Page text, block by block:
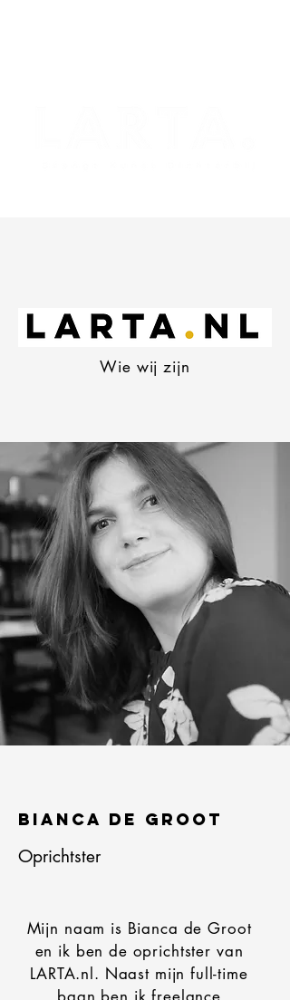
Wie wij zijn
Bianca de Groot
Oprichtster
Mijn naam is Bianca de Groot
en ik ben de oprichtster van
LARTA.nl. Naast mijn full-time